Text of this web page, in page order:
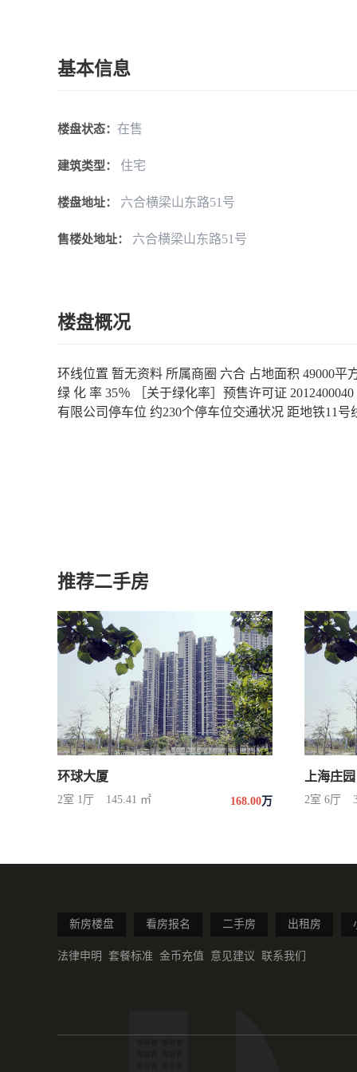
基本信息
楼盘状态： 在售
建筑类型： 住宅
楼盘地址： 六合横梁山东路51号
售楼处地址： 六合横梁山东路51号
楼盘概况
环线位置 暂无资料 所属商圈 六合 占地面积 49000平
绿 化 率 35％ ［关于绿化率］预售许可证
有限公司停车位 约230个停车位交通状况 距地铁11
推荐二手房
环球大厦
2室 1厅 145.41 ㎡ 168.00万
上海庄园
2室 6厅
新房楼盘 看房报名 二手房 出租房
法律申明 套餐标准 金币充值 意见建议 联系我们